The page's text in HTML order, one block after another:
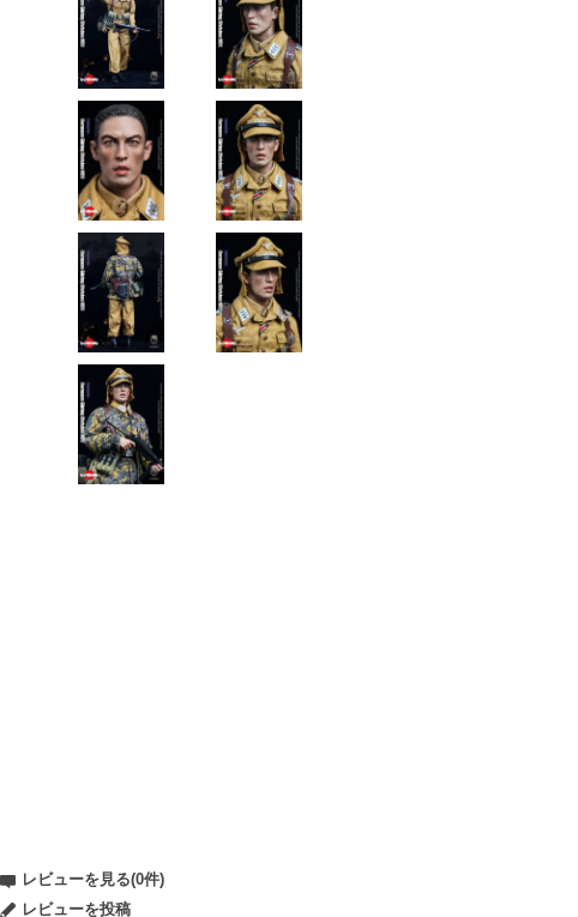
レビューを見る(0件)
レビューを投稿